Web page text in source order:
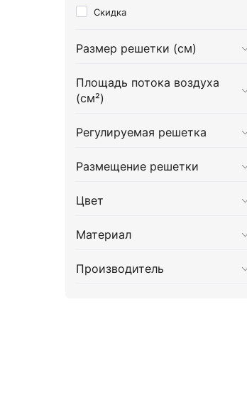
Скидка
Размер решетки (см)
Площадь потока воздуха
(см²)
Регулируемая решетка
Размещение решетки
Цвет
Материал
Производитель